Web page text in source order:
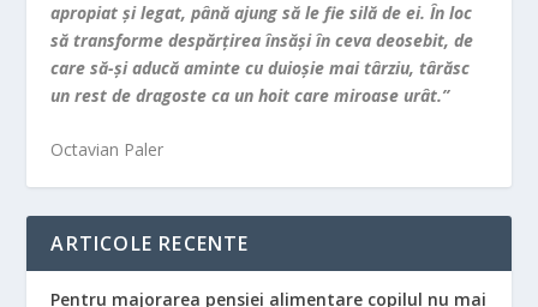
apropiat şi legat, până ajung să le fie silă de ei. În loc
să transforme despărţirea însăşi în ceva deosebit, de
care să-şi aducă aminte cu duioşie mai târziu, târăsc
un rest de dragoste ca un hoit care miroase urât.”
Octavian Paler
ARTICOLE RECENTE
Pentru majorarea pensiei alimentare copilul nu mai